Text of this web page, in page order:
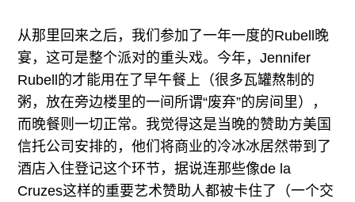
从那里回来之后，我们参加了一年一度的Rubell晚
宴，这可是整个派对的重头戏。今年，Jennifer
Rubell的才能用在了早午餐上（很多瓦罐熬制的
粥，放在旁边楼里的一间所谓“废弃”的房间里），
而晚餐则一切正常。我觉得这是当晚的赞助方美国
信托公司安排的，他们将商业的冷冰冰居然带到了
酒店入住登记这个环节，据说连那些像de la
Cruzes这样的重要艺术赞助人都被卡住了（一个交